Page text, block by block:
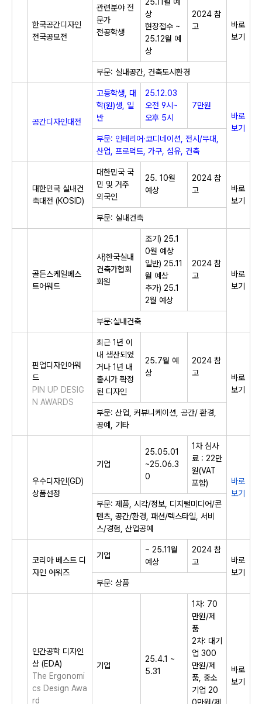
​한국공간디자인
전국공모전​
관련분야 전
문가
전공학생
상
현장접수 ~
25.12월 예
상
2024 참
고
바로
보기
부문: 실내공간, 건축도시환경
공간디자인대전​
고등학생, 대
학(원)생, 일
반
25.12.03
오전 9시~
오후 5시
7만원
바로
보기
부문: 인테리어·코디네이션, 전시/무대,
산업, 프로덕트, 가구, 섬유, 건축
​대한민국 실내건
축대전 (KOSID)​
대한민국 국
민 및 거주
외국인
25. 10월
예상
2024 참
고
바로
보기
부문: 실내건축
​골든스케일베스
트어워드​
사)한국실내
건축가협회
회원
조기) 25.1
0월 예상
일반) 25.11
월 예상
추가) 25.1
2월 예상
2024 참
고
바로
보기
부문:실내건축
핀업디자인어워
드
PIN UP DESIG
N AWARDS
최근 1년 이
내 생산되었
거나 1년 내
출시가 확정
된 디자인
25.7월 예
상
2024 참
고
바로
보기
부문: 산업, 커뷰니케이션, 공간/ 환경,
공예, 기타
​우수디자인(GD)
상품선정​
기업
25.05.01
~25.06.3
0
1차 심사
료 : 22만
원(VAT
포함)
바로
보기
부문: 제품, 시각/정보, 디지털미디어/콘
텐츠, 공간/환경, 패션/텍스타일, 서비
스/경험, 산업공예
​코리아 베스트 디
자인 어워즈​
기업
~ 25.11월
예상
2024 참
고
바로
보기
부문: 상품
인간공학 디자인
상 (EDA)
The Ergonomi
cs Design Awa
rd
기업
25.4.1 ~
5.31
1차: 70
만원/제
품
2차: 대기
업 300
만원/제
품, 중소
기업 20
바로
보기